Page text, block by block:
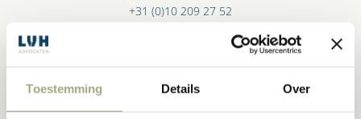
Toestemming Details Over
+31 (0)10 209 27 52
corijn@lvh-advocaten.nl